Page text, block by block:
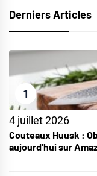
Derniers Articles
1
4 juillet 2026
Couteaux Huusk :
aujourd’hui sur